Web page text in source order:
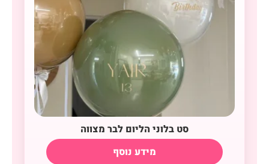
סט בלוני הליום לבר מצווה
מידע נוסף